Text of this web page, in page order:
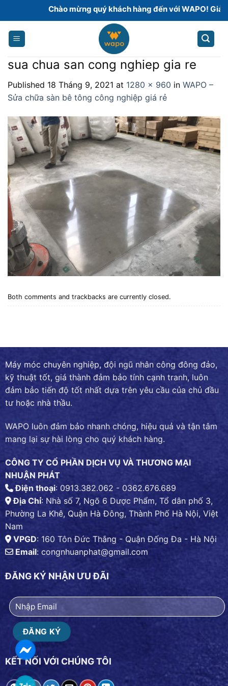
to
content
Chào mừng quý khách hàng đến với WAPO! Giải
sua chua san cong nghiep gia re
Published 18 Tháng 9, 2021 at 1280 × 960 in WAPO –
Sửa chữa sàn bê tông công nghiệp giá rẻ
Both comments and trackbacks are currently closed.
Máy móc chuyên nghiệp, đội ngũ nhân công đông đảo,
kỹ thuật tốt, giá thành đảm bảo tính cạnh tranh, luôn
đảm bảo tiến độ tốt nhất dựa trên yêu cầu của chủ đầu
tư hoặc nhà thầu.
WAPO luôn đảm bảo nhanh chóng, hiệu quả và tận tâm
mang lại sự hài lòng cho quý khách hàng.
CÔNG TY CỔ PHẦN DỊCH VỤ VÀ THƯƠNG MẠI
NHUẬN PHÁT
Điện thoại: 0913.382.062 - 0362.676.689
Địa Chỉ: Nhà số 7, Ngõ 6 Dược Phẩm, Tổ dân phố 3,
Phường La Khê, Quận Hà Đông, Thành Phố Hà Nội, Việt
Nam
VPGD: 160 Tôn Đức Thắng - Quận Đống Đa - Hà Nội
Email: congnhuanphat@gmail.com
ĐĂNG KÝ NHẬN ƯU ĐÃI
KẾT NỐI VỚI CHÚNG TÔI